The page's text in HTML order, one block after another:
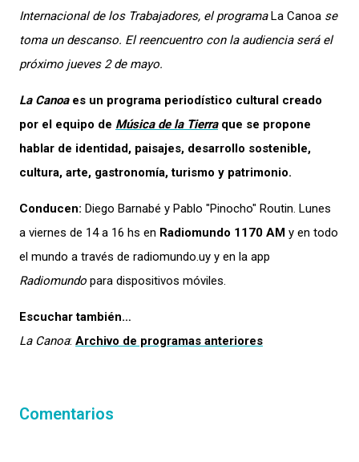
Internacional de los Trabajadores, el programaLa Canoa se
toma un descanso. El reencuentro con la audiencia será el
próximo jueves 2 de mayo.
La Canoaes un programa periodístico cultural creado
por el equipo de Música de la Tierraque se propone
hablar de identidad, paisajes, desarrollo sostenible,
cultura, arte, gastronomía, turismo y patrimonio.
Conducen: Diego Barnabé y Pablo "Pinocho" Routin. Lunes
a viernes de 14 a 16 hs en Radiomundo 1170 AM y en todo
el mundo a través de radiomundo.uy y en la app
Radiomundo para dispositivos móviles.
Escuchar también…
La Canoa: Archivo de programas anteriores
Comentarios